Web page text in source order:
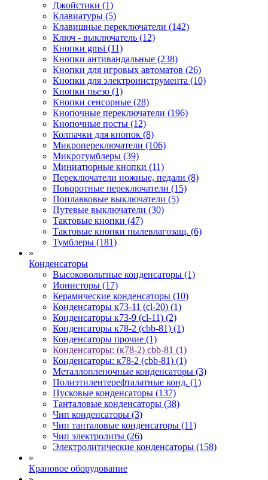
Джойстики (1)
Клавиатуры (5)
Клавишные переключатели (142)
Ключ - выключатель (12)
Кнопки gmsi (11)
Кнопки антивандальные (238)
Кнопки для игровых автоматов (26)
Кнопки для электроинструмента (10)
Кнопки пьезо (1)
Кнопки сенсорные (28)
Кнопочные переключатели (196)
Кнопочные посты (12)
Колпачки для кнопок (8)
Микропереключатели (106)
Микротумблеры (39)
Миниатюрные кнопки (11)
Переключатели ножные, педали (8)
Поворотные переключатели (15)
Поплавковые выключатели (5)
Путевые выключатели (30)
Тактовые кнопки (47)
Тактовые кнопки пылевлагозащ. (6)
Тумблеры (181)
»
Конденсаторы
Высоковольтные конденсаторы (1)
Ионисторы (17)
Керамические конденсаторы (10)
Конденсаторы к73-11 (cl-20) (1)
Конденсаторы к73-9 (cl-11) (2)
Конденсаторы к78-2 (cbb-81) (1)
Конденсаторы прочие (1)
Конденсаторы: (к78-2) cbb-81 (1)
Конденсаторы: к78-2 (cbb-81) (1)
Металлопленочные конденсаторы (3)
Полиэтилентерефталатные конд. (1)
Пусковые конденсаторы (137)
Танталовые конденсаторы (38)
Чип конденсаторы (3)
Чип танталовые конденсаторы (11)
Чип электролиты (26)
Электролитические конденсаторы (158)
»
Крановое оборудование